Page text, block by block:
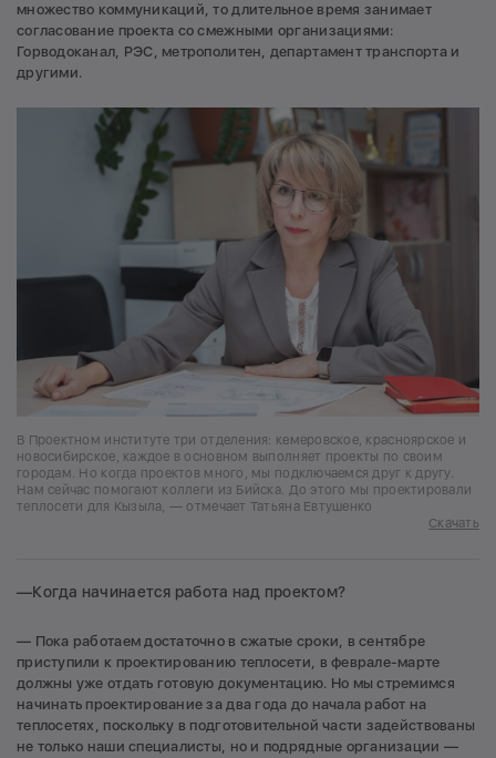
множество коммуникаций, то длительное время занимает
согласование проекта со смежными организациями:
Горводоканал, РЭС, метрополитен, департамент транспорта и
другими.
В Проектном институте три отделения: кемеровское, красноярское и
новосибирское, каждое в основном выполняет проекты по своим
городам. Но когда проектов много, мы подключаемся друг к другу.
Нам сейчас помогают коллеги из Бийска. До этого мы проектировали
теплосети для Кызыла, — отмечает Татьяна Евтушенко
Скачать
—Когда начинается работа над проектом?
— Пока работаем достаточно в сжатые сроки, в сентябре
приступили к проектированию теплосети, в феврале-марте
должны уже отдать готовую документацию. Но мы стремимся
начинать проектирование за два года до начала работ на
теплосетях, поскольку в подготовительной части задействованы
не только наши специалисты, но и подрядные организации —